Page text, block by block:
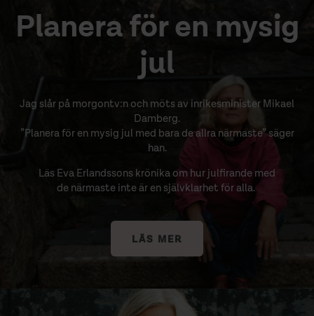
Planera för en mysig
jul
Jag slår på morgontv:n och möts av inrikesminister Mikael
Damberg.
”Planera för en mysig jul med bara de allra närmaste” säger
han.
Läs Eva Erlandssons krönika om hur julfirande med
de närmaste inte är en självklarhet för alla.
LÄS MER